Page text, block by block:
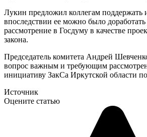
Лукин предложил коллегам поддержать
впоследствии ее можно было
рассмотрение в Госдуму в качестве
закона.
Председатель комитета Андрей
вопрос важным и требующим
инициативу ЗакСа Иркутской области
Источник
Оцените статью